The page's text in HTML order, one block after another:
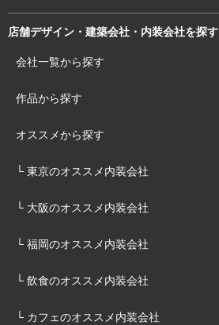
店舗デザイン・建築会社・内装会社を探す
会社一覧から探す
作品から探す
オススメから探す
└ 東京のオススメ内装会社
└ 大阪のオススメ内装会社
└ 福岡のオススメ内装会社
└ 飲食のオススメ内装会社
└ カフェのオススメ内装会社